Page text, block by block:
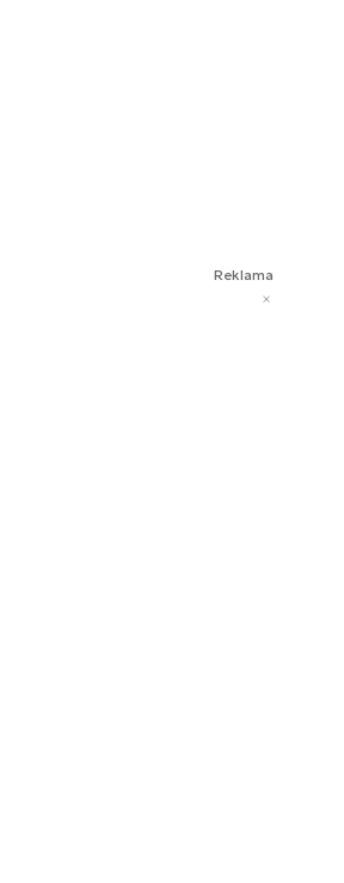
Reklama